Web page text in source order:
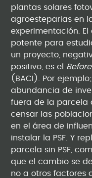
plantas solares
agroesteparias en
experimentación.
potente para
un proyecto,
positivo, es el Before
(BACI). Por
abundancia de
fuera de la parcela
censar las
en el área de
instalar la PSF. Y
parcela sin PSF,
que el cambio se
no a otros factores